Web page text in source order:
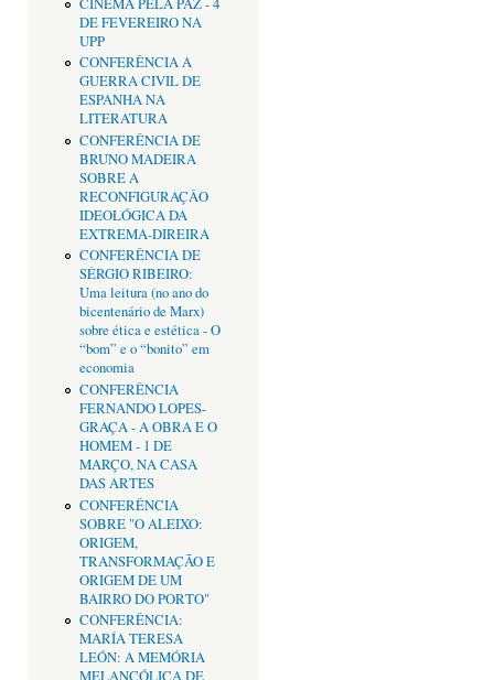
DE FEVEREIRO NA
UPP
CONFERÊNCIA A
GUERRA CIVIL DE
ESPANHA NA
LITERATURA
CONFERÊNCIA DE
BRUNO MADEIRA
SOBRE A
RECONFIGURAÇÂO
IDEOLÓGICA DA
EXTREMA-DIREIRA
CONFERÊNCIA DE
SÉRGIO RIBEIRO:
Uma leitura (no ano do
bicentenário de Marx)
sobre ética e estética - O
“bom” e o “bonito” em
economia
CONFERÊNCIA
FERNANDO LOPES-
GRAÇA - A OBRA E O
HOMEM - 1 DE
MARÇO, NA CASA
DAS ARTES
CONFERÊNCIA
SOBRE "O ALEIXO:
ORIGEM,
TRANSFORMAÇÃO E
ORIGEM DE UM
BAIRRO DO PORTO"
CONFERÊNCIA:
MARÍA TERESA
LEÓN: A MEMÓRIA
MELANCÓLICA DE